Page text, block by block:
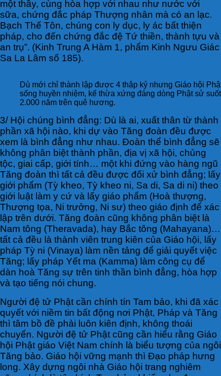
một thầy, cùng hòa hợp với nhau như nước với
sữa, chứng đắc pháp Thượng nhân mà có an lạc.
Bạch Thế Tôn, chúng con ly dục, ly ác bất thiện
pháp, cho đến chứng đắc đệ Tứ thiền, thành tựu và
an trụ”. (Kinh Trung A Hàm 1, phẩm Kinh Ngưu Giác
Sa La Lâm số 185).
Dù mới chỉ thành lập được 4 thập kỷ nhưng Giáo hội
sống huyền nhiệm, kế thừa xứng đáng dòng Phật sử
2.000 năm trên quê hương.
3/ Hội chúng bình đẳng: Dù là ai, xuất thân từ thành
phần xã hội nào, khi dự vào Tăng đoàn đều được
xem là bình đẳng như nhau. Đoàn thể bình đẳng sẽ
không phân biệt thành phần, địa vị xã hội, chủng
tộc, giai cấp, giới tính… một khi đứng vào hàng ngũ
Tăng đoàn thì tất cả đều được đối xử bình đẳng; lấy
giới phẩm (Tỳ kheo, Tỳ kheo ni, Sa di, Sa di ni) theo
giới luật làm y cứ và lấy giáo phẩm (Hoà thượng,
Thượng tọa, Ni trưởng, Ni sư) theo giáo định để xác
lập trên dưới. Tăng đoàn cũng không phân biệt là
Nam tông (Theravada), hay Bắc tông (Mahayana)…
tất cả đều là thành viên trung kiên của Giáo hội, lấy
pháp Tỳ ni (Vinaya) làm nền tảng để giải quyết việc
Tăng; lấy pháp Yết ma (Kamma) làm công cụ để
dàn hoà Tăng sự trên tinh thần bình đẳng, hòa hợp
và tạo tiếng nói chung.
Người đệ tử Phật cần chính tín Tam bảo, khi đã xác
quyết với niềm tin bất động nơi Phật, Pháp và Tăng
thì tâm bồ đề phải luôn kiên định, không thoái
chuyển. Người đệ tử Phật cũng cần hiểu rằng Giáo
hội Phật giáo Việt Nam chính là biểu tượng của ngôi
Tăng bảo. Giáo hội vững mạnh thì Đạo pháp hưng
long. Xây dựng ngôi nhà Giáo hội trang nghiêm